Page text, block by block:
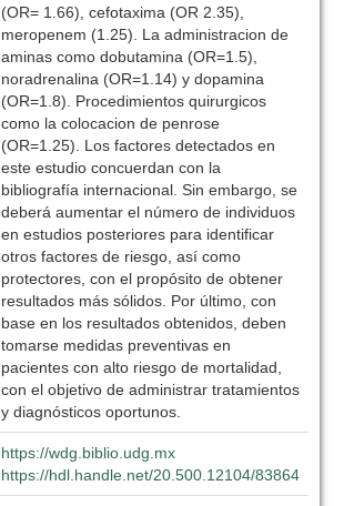
(OR= 1.66), cefotaxima (OR 2.35),
meropenem (1.25). La administracion de
aminas como dobutamina (OR=1.5),
noradrenalina (OR=1.14) y dopamina
(OR=1.8). Procedimientos quirurgicos
como la colocacion de penrose
(OR=1.25). Los factores detectados en
este estudio concuerdan con la
bibliografía internacional. Sin embargo, se
deberá aumentar el número de individuos
en estudios posteriores para identificar
otros factores de riesgo, así como
protectores, con el propósito de obtener
resultados más sólidos. Por último, con
base en los resultados obtenidos, deben
tomarse medidas preventivas en
pacientes con alto riesgo de mortalidad,
con el objetivo de administrar tratamientos
y diagnósticos oportunos.
https://wdg.biblio.udg.mx
https://hdl.handle.net/20.500.12104/83864